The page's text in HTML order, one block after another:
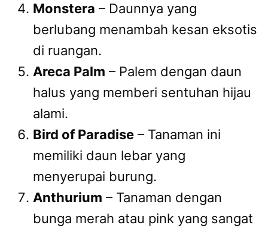
Monstera – Daunnya yang
berlubang menambah kesan eksotis
di ruangan.
Areca Palm – Palem dengan daun
halus yang memberi sentuhan hijau
alami.
Bird of Paradise – Tanaman ini
memiliki daun lebar yang
menyerupai burung.
Anthurium – Tanaman dengan
bunga merah atau pink yang sangat